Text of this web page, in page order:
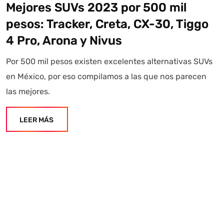
Mejores SUVs 2023 por 500 mil
pesos: Tracker, Creta, CX-30, Tiggo
4 Pro, Arona y Nivus
Por 500 mil pesos existen excelentes alternativas SUVs
en México, por eso compilamos a las que nos parecen
las mejores.
LEER MÁS